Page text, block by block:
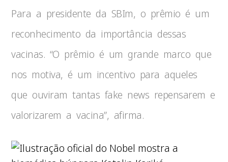
Para a presidente da SBIm, o prêmio é um
reconhecimento da importância dessas
vacinas. “O prêmio é um grande marco que
nos motiva, é um incentivo para aqueles
que ouviram tantas fake news repensarem e
valorizarem a vacina”, afirma.